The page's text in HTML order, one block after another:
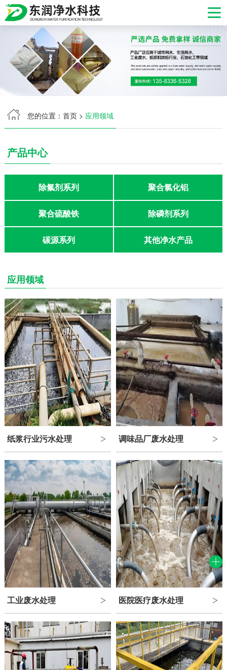
网站首页
产品中心
生产现场
发货现场
应用领域
关于我们
您的位置： 首页> 应用领域
产品中心
除氟剂系列 聚合氯化铝
聚合硫酸铁 除磷剂系列
碳源系列 其他净水产品
应用领域
纸浆行业污水处理 > 调味品厂废水处理 >
工业废水处理 > 医院医疗废水处理 >